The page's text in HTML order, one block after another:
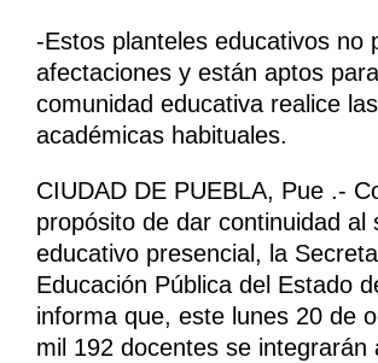
-Estos planteles educativos no
afectaciones y están aptos
comunidad educativa realice
académicas habituales.
CIUDAD DE PUEBLA, Pue .-
propósito de dar continuidad al
educativo presencial, la
Educación Pública del Estado
informa que, este lunes 20 de
mil 192 docentes se integrarán